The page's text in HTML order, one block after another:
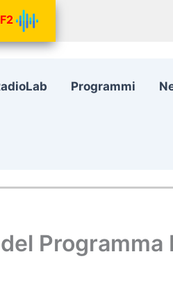
Programmi